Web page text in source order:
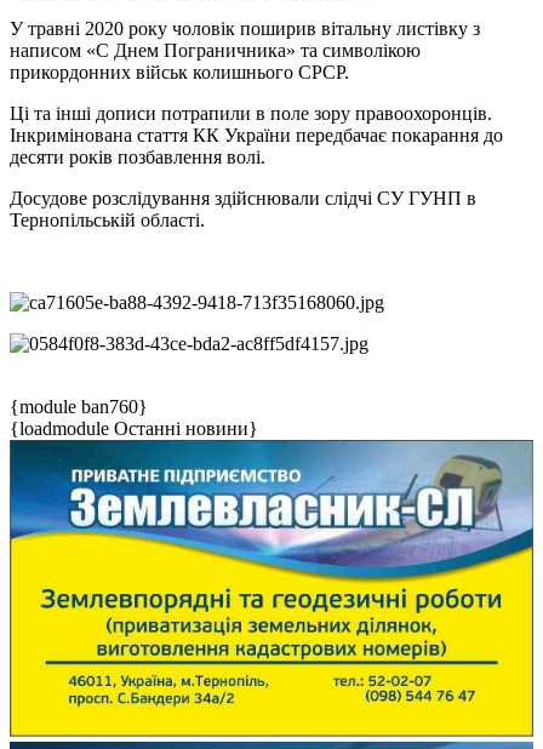
У травні 2020 року чоловік поширив вітальну листівку з
написом «С Днем Пограничника» та символікою
прикордонних військ колишнього СРСР.
Ці та інші дописи потрапили в поле зору правоохоронців.
Інкримінована стаття КК України передбачає покарання до
десяти років позбавлення волі.
Досудове розслідування здійснювали слідчі СУ ГУНП в
Тернопільській області.
{module ban760}
{loadmodule Останні новини}